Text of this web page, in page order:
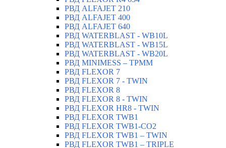
РВД ALFAJET 210
РВД ALFAJET 400
РВД ALFAJET 640
РВД WATERBLAST - WB10L
РВД WATERBLAST - WB15L
РВД WATERBLAST - WB20L
РВД MINIMESS – TPMM
РВД FLEXOR 7
РВД FLEXOR 7 - TWIN
РВД FLEXOR 8
РВД FLEXOR 8 - TWIN
РВД FLEXOR HR8 - TWIN
РВД FLEXOR TWB1
РВД FLEXOR TWB1-CO2
РВД FLEXOR TWB1 – TWIN
РВД FLEXOR TWB1 – TRIPLE